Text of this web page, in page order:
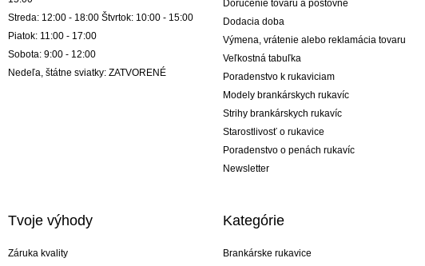
Streda: 12:00 - 18:00 Štvrtok: 10:00 - 15:00
Piatok: 11:00 - 17:00
Sobota: 9:00 - 12:00
Nedeľa, štátne sviatky: ZATVORENÉ
Doručenie tovaru a poštovné
Dodacia doba
Výmena, vrátenie alebo reklamácia tovaru
Veľkostná tabuľka
Poradenstvo k rukaviciam
Modely brankárskych rukavíc
Strihy brankárskych rukavíc
Starostlivosť o rukavice
Poradenstvo o penách rukavíc
Newsletter
Tvoje výhody
Záruka kvality
Kategórie
Brankárske rukavice